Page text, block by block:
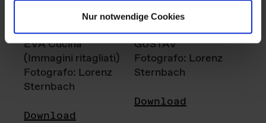
Nur notwendige Cookies
EVA Cucina
(Immagini ritagliati)
Fotografo: Lorenz
Sternbach
Download
GUSTAV
Fotografo: Lorenz
Sternbach
Download